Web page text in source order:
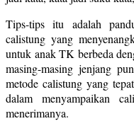
Tips-tips itu adalah
calistung yang
untuk anak TK berbeda
masing-masing jenjang
metode calistung yang
dalam menyampaikan
menerimanya.